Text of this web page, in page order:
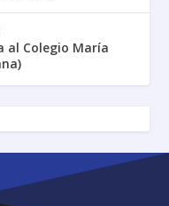
al Colegio María